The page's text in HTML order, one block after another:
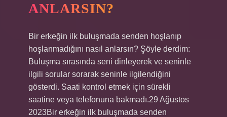
ANLARSIN?
Bir erkeğin ilk buluşmada senden hoşlanıp
hoşlanmadığını nasıl anlarsın? Şöyle derdim:
Buluşma sırasında seni dinleyerek ve seninle
ilgili sorular sorarak seninle ilgilendiğini
gösterdi. Saati kontrol etmek için sürekli
saatine veya telefonuna bakmadı.29 Ağustos
2023Bir erkeğin ilk buluşmada senden